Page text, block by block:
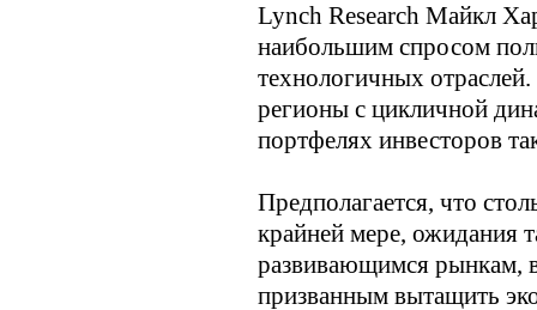
Lynch Research Майкл
наибольшим спросом
технологичных
регионы с цикличной
портфелях инвесторов
Предполагается, что
крайней мере, ожидания
развивающимся рынкам,
призванным вытащить